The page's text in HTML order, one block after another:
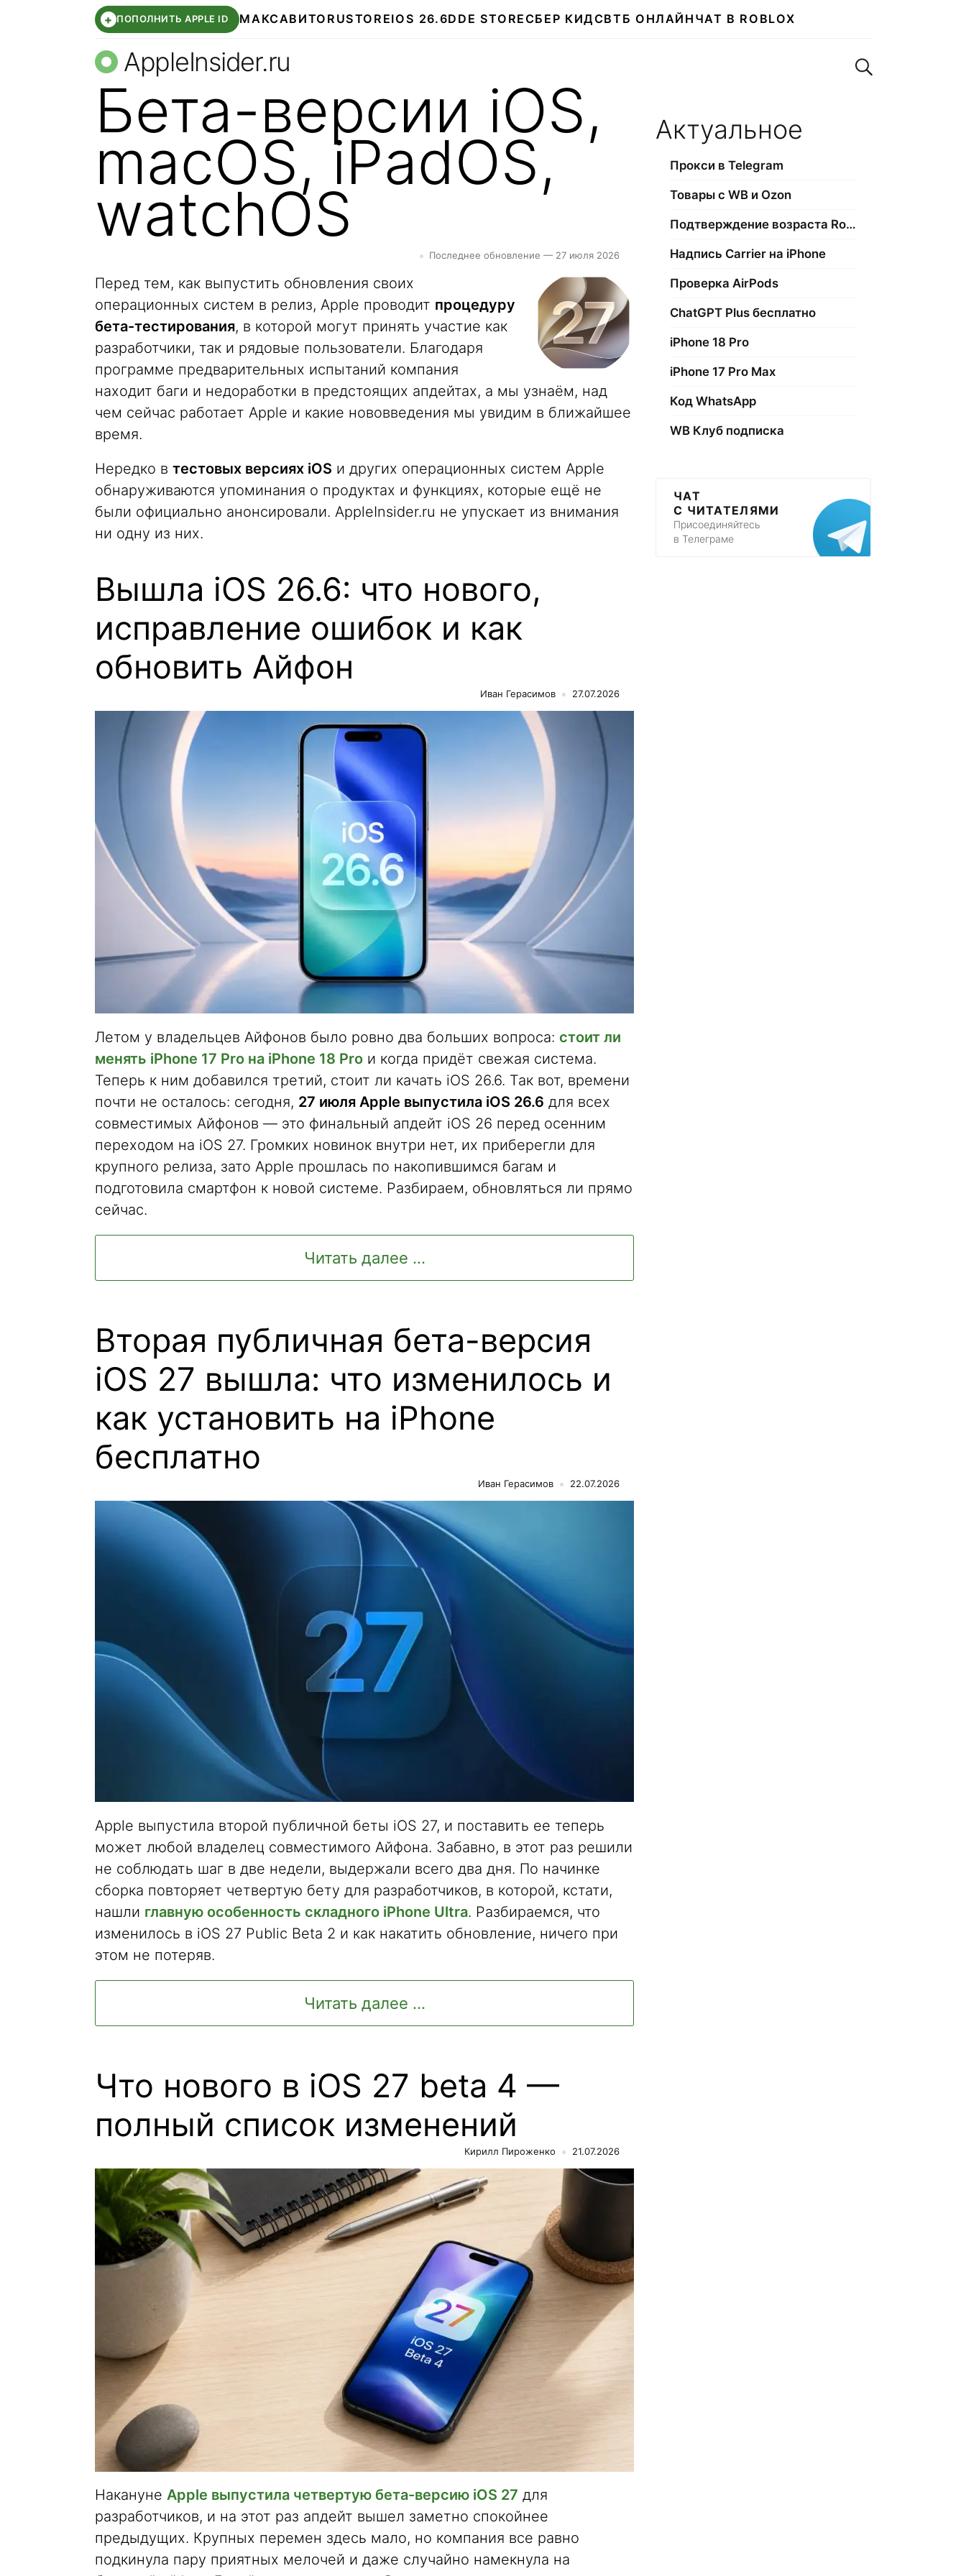
+ ПОПОЛНИТЬ APPLE ID МАКСАВИТО RUSTOREIOS 26.6DDE STORE СБЕР КИДСВТБ ОНЛАЙН ЧАТ В ROBLOX
AppleInsider.ru Поиск по сайту
Бета-версии iOS,
macOS, iPadOS,
watchOS
Последнее обновление — 27 июля 2026
Перед тем, как выпустить обновления своих
операционных систем в релиз, Apple проводит процедуру
бета-тестирования, в которой могут принять участие как
разработчики, так и рядовые пользователи. Благодаря
программе предварительных испытаний компания
находит баги и недоработки в предстоящих апдейтах, а мы узнаём, над
чем сейчас работает Apple и какие нововведения мы увидим в ближайшее
время.
Нередко в тестовых версиях iOS и других операционных систем Apple
обнаруживаются упоминания о продуктах и функциях, которые ещё не
были официально анонсировали. AppleInsider.ru не упускает из внимания
ни одну из них.
Вышла iOS 26.6: что нового,
исправление ошибок и как
обновить Айфон
Иван Герасимов 27.07.2026
Летом у владельцев Айфонов было ровно два больших вопроса: стоит ли
менять iPhone 17 Pro на iPhone 18 Pro и когда придёт свежая система.
Теперь к ним добавился третий, стоит ли качать iOS 26.6. Так вот, времени
почти не осталось: сегодня, 27 июля Apple выпустила iOS 26.6 для всех
совместимых Айфонов — это финальный апдейт iOS 26 перед осенним
переходом на iOS 27. Громких новинок внутри нет, их приберегли для
крупного релиза, зато Apple прошлась по накопившимся багам и
подготовила смартфон к новой системе. Разбираем, обновляться ли прямо
сейчас.
Читать далее ...
Вторая публичная бета-версия
iOS 27 вышла: что изменилось и
как установить на iPhone
бесплатно
Иван Герасимов 22.07.2026
Apple выпустила второй публичной беты iOS 27, и поставить ее теперь
может любой владелец совместимого Айфона. Забавно, в этот раз решили
не соблюдать шаг в две недели, выдержали всего два дня. По начинке
сборка повторяет четвертую бету для разработчиков, в которой, кстати,
нашли главную особенность складного iPhone Ultra. Разбираемся, что
изменилось в iOS 27 Public Beta 2 и как накатить обновление, ничего при
этом не потеряв.
Читать далее ...
Что нового в iOS 27 beta 4 —
полный список изменений
Кирилл Пироженко 21.07.2026
Накануне Apple выпустила четвертую бета-версию iOS 27 для
разработчиков, и на этот раз апдейт вышел заметно спокойнее
предыдущих. Крупных перемен здесь мало, но компания все равно
подкинула пару приятных мелочей и даже случайно намекнула на
Актуальное
Прокси в Telegram
Товары с WB и Ozon
Подтверждение возраста Roblox
Надпись Carrier на iPhone
Проверка AirPods
ChatGPT Plus бесплатно
iPhone 18 Pro
iPhone 17 Pro Max
Код WhatsApp
WB Клуб подписка
ЧАТ
С ЧИТАТЕЛЯМИ
Присоединяйтесь
в Телеграме